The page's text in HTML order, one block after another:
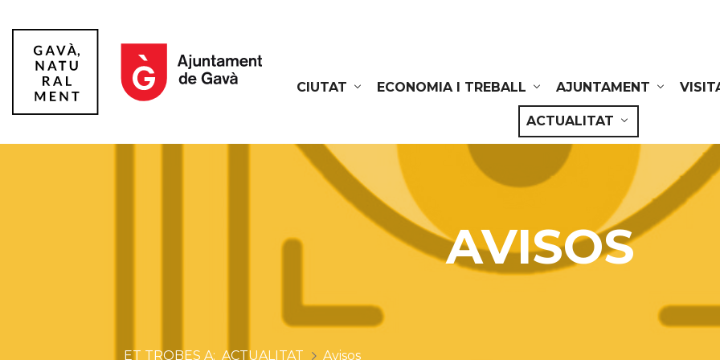
CIUTAT
ECONOMIA I TREBALL AJUNTAMENT
ACTUALITAT
AVISOS
ACTUALITAT Avisos